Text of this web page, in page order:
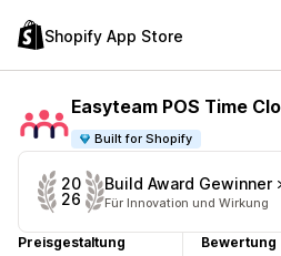
Shopify App Store
Easyteam POS Time
Built for Shopify
20
26
Build Award Gewinner
Für Innovation und Wirkung
Preisgestaltung
Bewertung